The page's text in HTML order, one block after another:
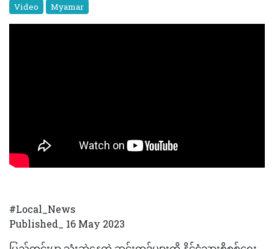
Video Myamar
#Local_News
Published_ 16 May 2023